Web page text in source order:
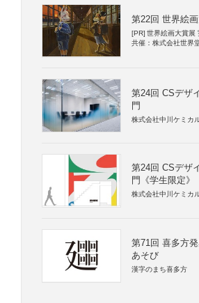
第22回 世界絵
[PR] 世界絵画大賞展
共催：株式会社世界
第24回 CSデザ
門
株式会社中川ケミカ
第24回 CSデザ
門《学生限定》
株式会社中川ケミカ
第71回 喜多方
あそび
漢字のまち喜多方